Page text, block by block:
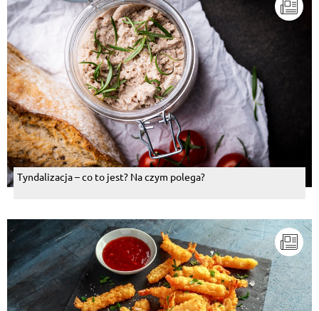
Tyndalizacja – co to jest? Na czym polega?